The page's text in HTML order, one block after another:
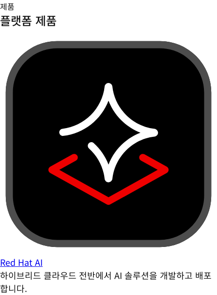
제품
플랫폼 제품
Red Hat AI
하이브리드 클라우드 전반에서 AI 솔루션을 개발하고 배포
합니다.